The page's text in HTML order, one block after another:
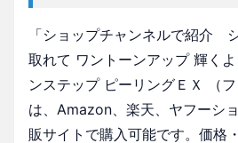
「ショップチャンネルで紹介
取れて ワントーンアップ 輝く
ンステップ ピーリングＥＸ （フ
は、Amazon、楽天、ヤフーシ
販サイトで購入可能です。価格